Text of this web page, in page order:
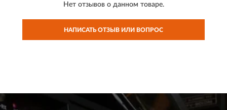
Нет отзывов о данном товаре.
НАПИСАТЬ ОТЗЫВ ИЛИ ВОПРОС